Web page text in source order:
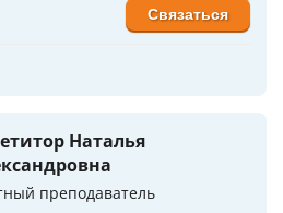
Связаться
Наталья
преподаватель